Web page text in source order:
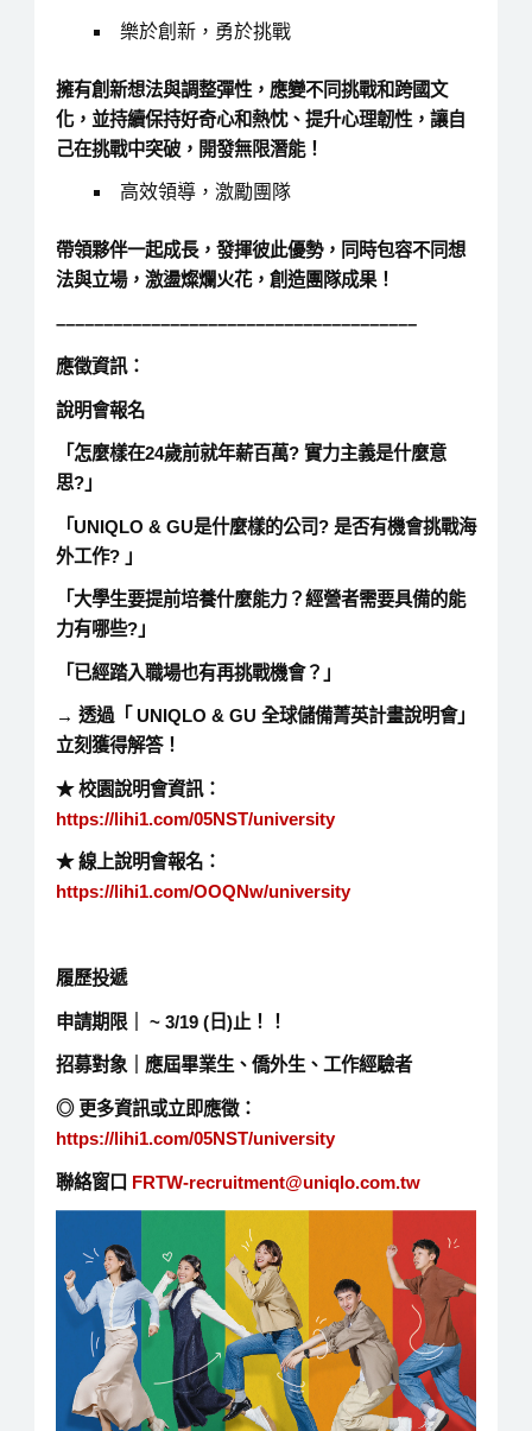
樂於創新，勇於挑戰
擁有創新想法與調整彈性，應變不同挑戰和跨國文
化，並持續保持好奇心和熱忱、提升心理韌性，讓自
己在挑戰中突破，開發無限潛能！
高效領導，激勵團隊
帶領夥伴一起成長，發揮彼此優勢，同時包容不同想
法與立場，激盪燦爛火花，創造團隊成果！
––––––––––––––––––––––––––––––––––––––
應徵資訊：
說明會報名
「怎麼樣在24歲前就年薪百萬? 實力主義是什麼意
思?」
「UNIQLO & GU是什麼樣的公司? 是否有機會挑戰海
外工作? 」
「大學生要提前培養什麼能力？經營者需要具備的能
力有哪些?」
「已經踏入職場也有再挑戰機會？」
→ 透過「 UNIQLO & GU 全球儲備菁英計畫說明會」
立刻獲得解答！
★校園說明會資訊：
https://lihi1.com/05NST/university
★ 線上說明會報名：
https://lihi1.com/OOQNw/university
履歷投遞
申請期限｜ ~ 3/19 (日)止！！
招募對象｜應屆畢業生、僑外生、工作經驗者
◎ 更多資訊或立即應徵：
https://lihi1.com/05NST/university
聯絡窗口 FRTW-recruitment@uniqlo.com.tw